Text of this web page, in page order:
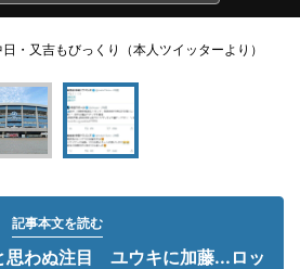
・又吉もびっくり（本人ツイッターより）
記事本文を読む
思わぬ注目 ユウキに加藤...ロッ